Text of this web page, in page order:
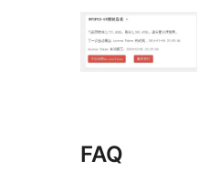
FAQ